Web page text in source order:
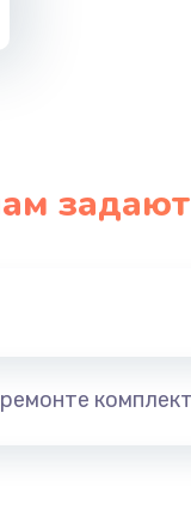
ремонте